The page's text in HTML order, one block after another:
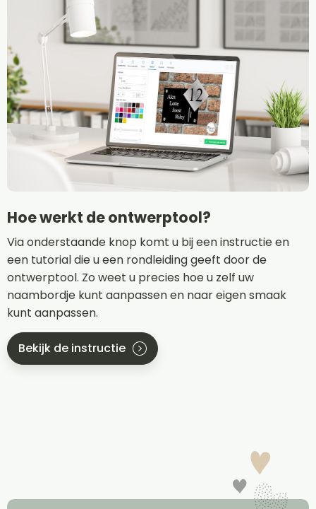
Hoe werkt de ontwerptool?
Via onderstaande knop komt u bij een instructie en
een tutorial die u een rondleiding geeft door de
ontwerptool. Zo weet u precies hoe u zelf uw
naambordje kunt aanpassen en naar eigen smaak
kunt aanpassen.
Bekijk de instructie